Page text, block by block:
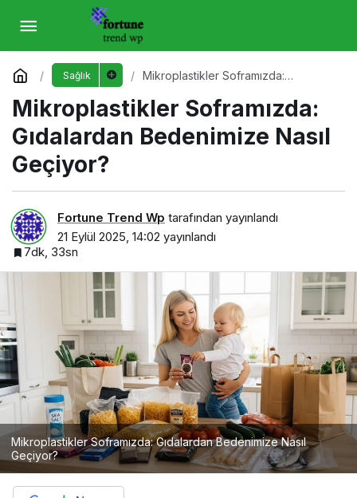
Sağlık
Mikroplastikler Soframızda:
Geçiyor?
Mikroplastikler Soframızda:
Gıdalardan Bedenimize Nasıl
Geçiyor?
Fortune Trend Wp tarafından yayınlandı
21 Eylül 2025, 14:02 yayınlandı
7dk, 33sn
Mikroplastikler Soframızda: Gıdalardan Bedenimize Nasıl
Geçiyor?
Mikroplastikler Soframızda: Gıdalardan
Bedenimize Nasıl Geçiyor?
Yorum Yap